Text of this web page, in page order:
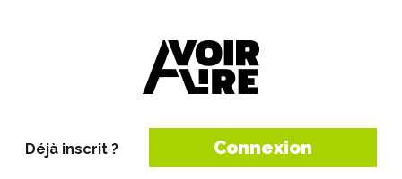
Déjà inscrit ? Connexion